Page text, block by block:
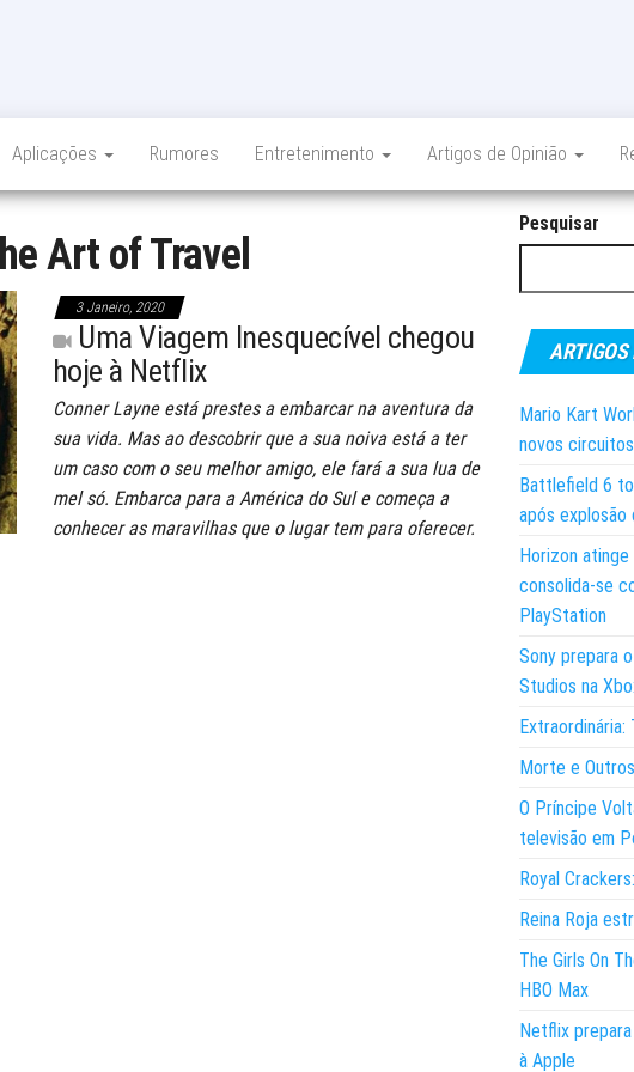
Aplicações Rumores Entretenimento Artigos de Opinião
Art of Travel
3 Janeiro, 2020
Uma Viagem Inesquecível chegou
hoje à Netflix
Conner Layne está prestes a embarcar na aventura da
sua vida. Mas ao descobrir que a sua noiva está a ter
um caso com o seu melhor amigo, ele fará a sua lua de
mel só. Embarca para a América do Sul e começa a
conhecer as maravilhas que o lugar tem para oferecer.
Pesquisar
ARTIGOS
Mario Kart
novos
Battlefield 6
após
Horizon
consolida-se
PlayStation
Sony prepara
Studios na
Morte e
O Príncipe
televisão em
Royal
Reina Roja
The Girls On
HBO Max
Netflix
à Apple